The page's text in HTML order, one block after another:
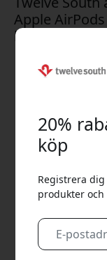
Apple
20%
köp
Registrera
produkter
Använd